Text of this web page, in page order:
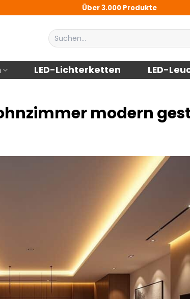
Über 3.000 Produkte
Suchen
nach:
LED-Lichterketten LED-
modern